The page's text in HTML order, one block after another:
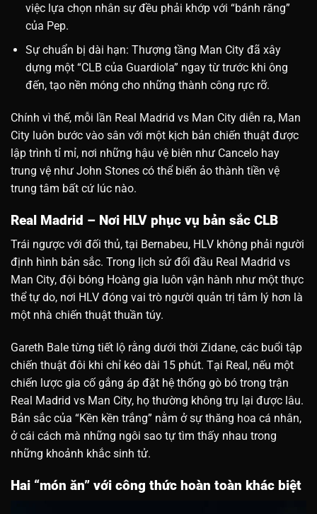
việc lựa chọn nhân sự đều phải khớp với “bánh răng”
của Pep.
Sự chuẩn bị dài hạn: Thượng tầng Man City đã xây
dựng một “CLB của Guardiola” ngay từ trước khi ông
đến, tạo nền móng cho những thành công rực rỡ.
Chính vì thế, mỗi lần Real Madrid vs Man City diễn ra, Man
City luôn bước vào sân với một kịch bản chiến thuật được
lập trình tỉ mỉ, nơi những hậu vệ biên như Cancelo hay
trung vệ như John Stones có thể biến ảo thành tiền vệ
trung tâm bất cứ lúc nào.
Real Madrid – Nơi HLV phục vụ bản sắc CLB
Trái ngược với đối thủ, tại Bernabeu, HLV không phải người
định hình bản sắc. Trong lịch sử đối đầu Real Madrid vs
Man City, đội bóng Hoàng gia luôn vận hành như một thực
thể tự do, nơi HLV đóng vai trò người quản trị tâm lý hơn là
một nhà chiến thuật thuần túy.
Gareth Bale từng tiết lộ rằng dưới thời Zidane, các buổi tập
chiến thuật đôi khi chỉ kéo dài 15 phút. Tại Real, nếu một
chiến lược gia cố gắng áp đặt hệ thống gò bó trong trận
Real Madrid vs Man City, họ thường không trụ lại được lâu.
Bản sắc của “Kền kền trắng” nằm ở sự thăng hoa cá nhân,
ở cái cách mà những ngôi sao tự tìm thấy nhau trong
những khoảnh khắc sinh tử.
Hai “món ăn” với công thức hoàn toàn khác biệt